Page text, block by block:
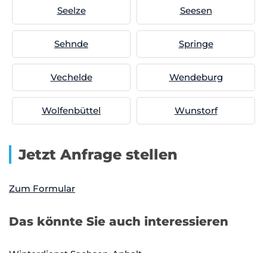
Seelze Seesen
Sehnde Springe
Vechelde Wendeburg
Wolfenbüttel Wunstorf
Jetzt Anfrage stellen
Zum Formular
Das könnte Sie auch interessieren